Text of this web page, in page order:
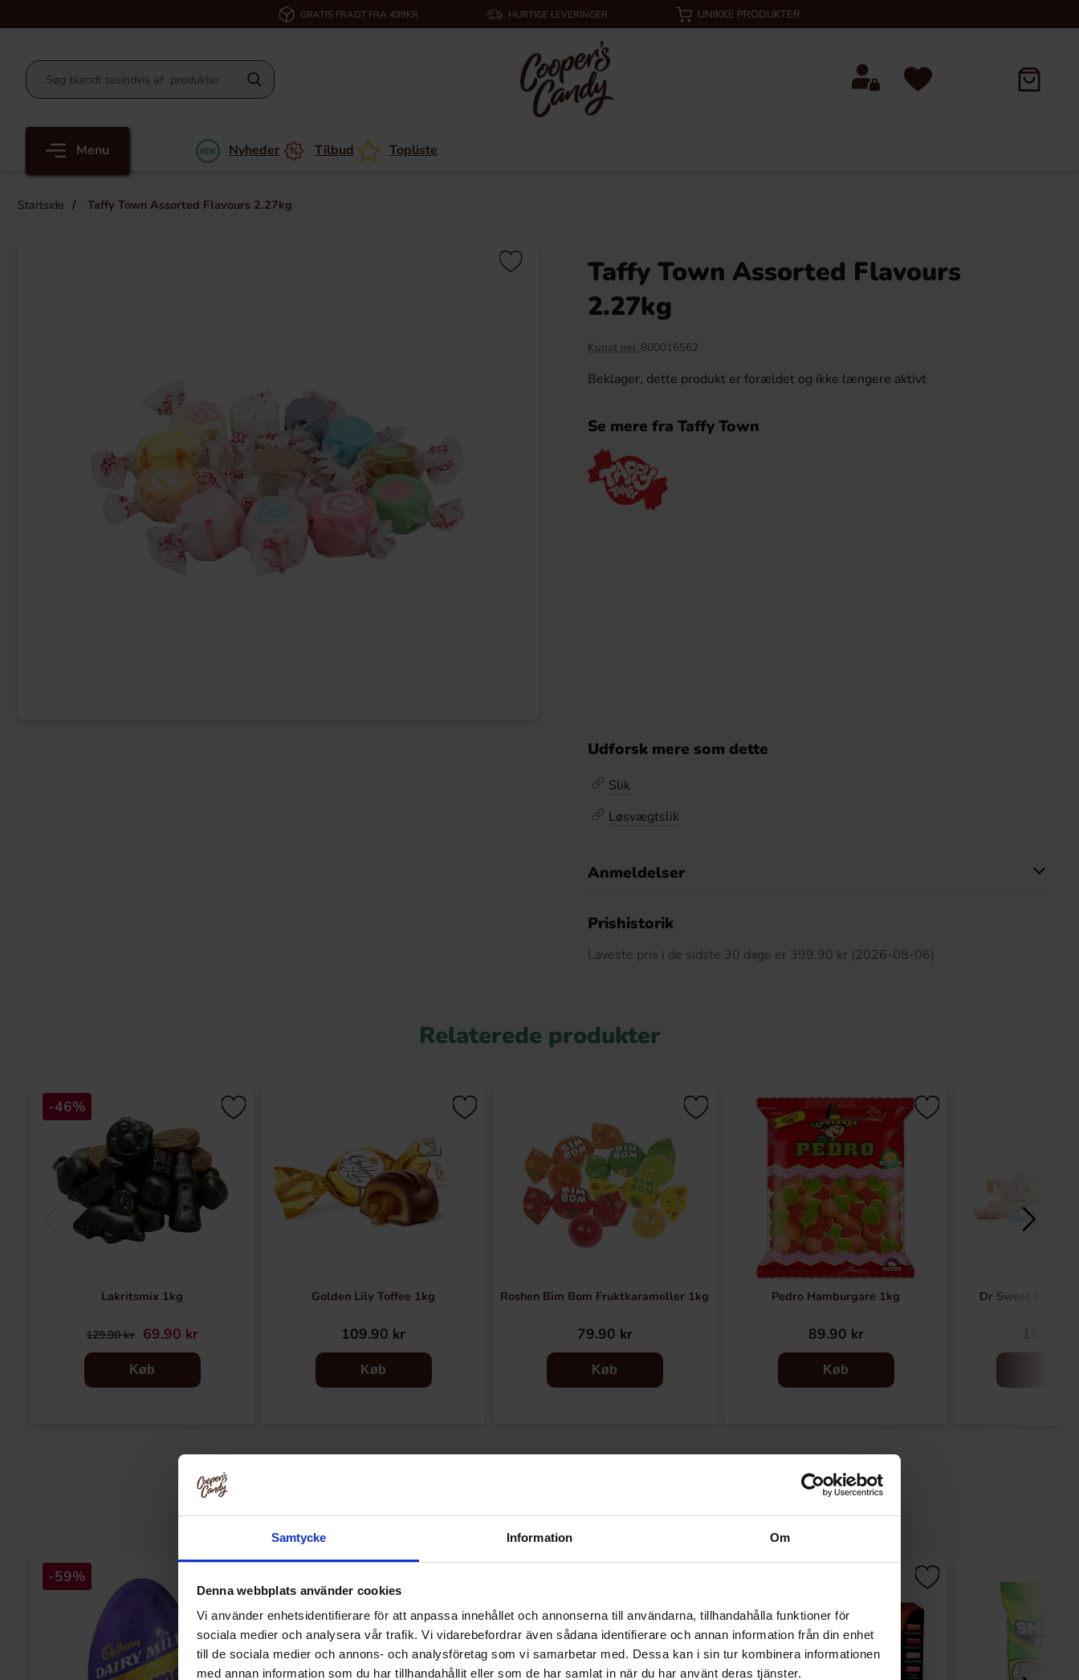
Samtycke Information Om
Denna webbplats använder cookies
Vi använder enhetsidentifierare för att anpassa innehållet och annonserna till användarna, tillhandahålla funktioner för
sociala medier och analysera vår trafik. Vi vidarebefordrar även sådana identifierare och annan information från din enhet
till de sociala medier och annons- och analysföretag som vi samarbetar med. Dessa kan i sin tur kombinera informationen
med annan information som du har tillhandahållit eller som de har samlat in när du har använt deras tjänster.
GRATIS FRAGT FRA 499KR HURTIGE LEVERINGER UNIKKE PRODUKTER
Menu Nyheder Tilbud Topliste
Startside Taffy Town Assorted Flavours 2.27kg
Taffy Town Assorted Flavours
2.27kg
Kunst nej: 800016562
Beklager, dette produkt er forældet og ikke længere aktivt
Se mere fra Taffy Town
Udforsk mere som dette
Slik
Løsvægtslik
Anmeldelser
Prishistorik
Laveste pris i de sidste 30 dage er 399.90 kr (2026-08-06)
Relaterede produkter
-46%
Lakritsmix 1kg
129.90 kr 69.90 kr
Køb
Golden Lily Toffee 1kg
109.90 kr
Køb
Roshen Bim Bom Fruktkarameller 1kg
79.90 kr
Køb
Pedro Hamburgare 1kg
89.90 kr
Køb
Dr Sweet Candy
-59%